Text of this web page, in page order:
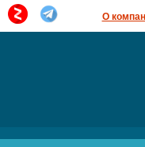
О